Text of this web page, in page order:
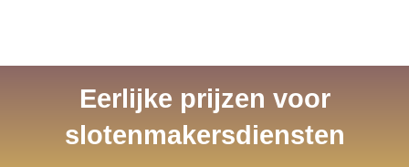
Eerlijke prijzen voor
slotenmakersdiensten